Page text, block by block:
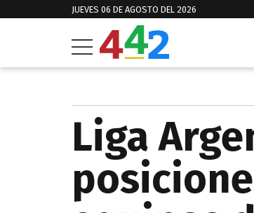
JUEVES 06 DE AGOSTO DEL 2026
Liga